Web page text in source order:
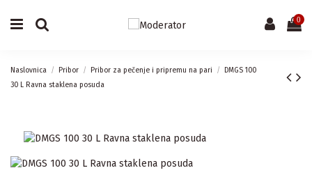
0
Naslovnica Pribor Pribor za pečenje i pripremu na pari
DMGS 100
30 L Ravna staklena posuda